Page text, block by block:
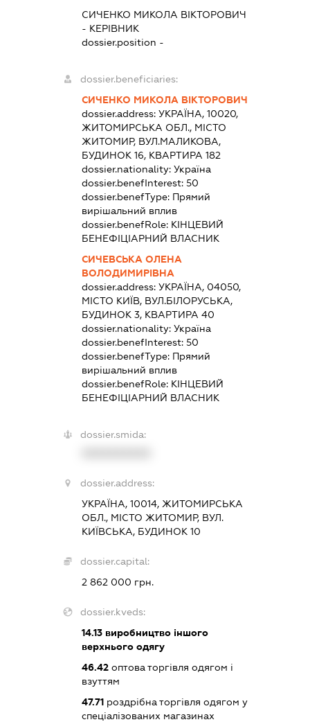
СИЧЕНКО МИКОЛА ВІКТОРОВИЧ
- КЕРІВНИК
dossier.position -
dossier.beneficiaries:
СИЧЕНКО МИКОЛА ВІКТОРОВИЧ
dossier.address: УКРАЇНА, 10020,
ЖИТОМИРСЬКА ОБЛ., МІСТО
ЖИТОМИР, ВУЛ.МАЛИКОВА,
БУДИНОК 16, КВАРТИРА 182
dossier.nationality: Україна
dossier.benefInterest: 50
dossier.benefType: Прямий
вирішальний вплив
dossier.benefRole: КІНЦЕВИЙ
БЕНЕФІЦІАРНИЙ ВЛАСНИК
СИЧЕВСЬКА ОЛЕНА
ВОЛОДИМИРІВНА
dossier.address: УКРАЇНА, 04050,
МІСТО КИЇВ, ВУЛ.БІЛОРУСЬКА,
БУДИНОК 3, КВАРТИРА 40
dossier.nationality: Україна
dossier.benefInterest: 50
dossier.benefType: Прямий
вирішальний вплив
dossier.benefRole: КІНЦЕВИЙ
БЕНЕФІЦІАРНИЙ ВЛАСНИК
dossier.smida:
dossier.address:
УКРАЇНА, 10014, ЖИТОМИРСЬКА
ОБЛ., МІСТО ЖИТОМИР, ВУЛ.
КИЇВСЬКА, БУДИНОК 10
dossier.capital:
2 862 000 грн.
dossier.kveds:
14.13виробництво іншого
верхнього одягу
46.42оптова торгівля одягом і
взуттям
47.71роздрібна торгівля одягом у
спеціалізованих магазинах